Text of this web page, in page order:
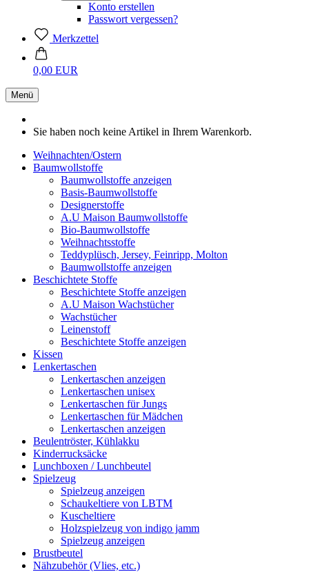
Konto erstellen
Passwort vergessen?
Merkzettel
0,00 EUR
Menü
Sie haben noch keine Artikel in Ihrem Warenkorb.
Weihnachten/Ostern
Baumwollstoffe
Baumwollstoffe anzeigen
Basis-Baumwollstoffe
Designerstoffe
A.U Maison Baumwollstoffe
Bio-Baumwollstoffe
Weihnachtsstoffe
Teddyplüsch, Jersey, Feinripp, Molton
Baumwollstoffe anzeigen
Beschichtete Stoffe
Beschichtete Stoffe anzeigen
A.U Maison Wachstücher
Wachstücher
Leinenstoff
Beschichtete Stoffe anzeigen
Kissen
Lenkertaschen
Lenkertaschen anzeigen
Lenkertaschen unisex
Lenkertaschen für Jungs
Lenkertaschen für Mädchen
Lenkertaschen anzeigen
Beulentröster, Kühlakku
Kinderrucksäcke
Lunchboxen / Lunchbeutel
Spielzeug
Spielzeug anzeigen
Schaukeltiere von LBTM
Kuscheltiere
Holzspielzeug von indigo jamm
Spielzeug anzeigen
Brustbeutel
Nähzubehör (Vlies, etc.)